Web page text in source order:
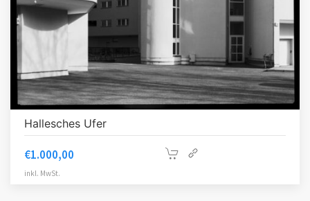
Hallesches Ufer
€1.000,00
inkl. MwSt.